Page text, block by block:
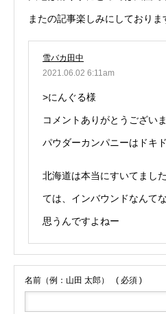
またの記事楽しみにしておりま
雪バカ田中
2021.06.02 6:11am
>にんぐる様
コメントありがとうござい
パウダーカンパニーはドキ
北海道は本当にすいてまし
ては、インバウンドなんて
思うんですよねー
名前（例：山田 太郎） ( 必須 )